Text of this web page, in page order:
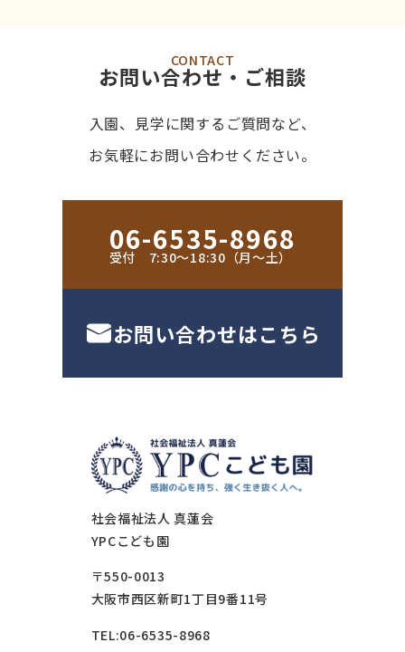
CONTACT
お問い合わせ・ご相談
入園、見学に関するご質問など、
お気軽にお問い合わせください。
06-6535-8968
受付 7:30〜18:30（月〜土）
お問い合わせはこちら
社会福祉法人 真蓮会
YPCこども園
〒550-0013
大阪市西区新町1丁目9番11号
TEL:06-6535-8968